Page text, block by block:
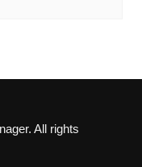
All rights